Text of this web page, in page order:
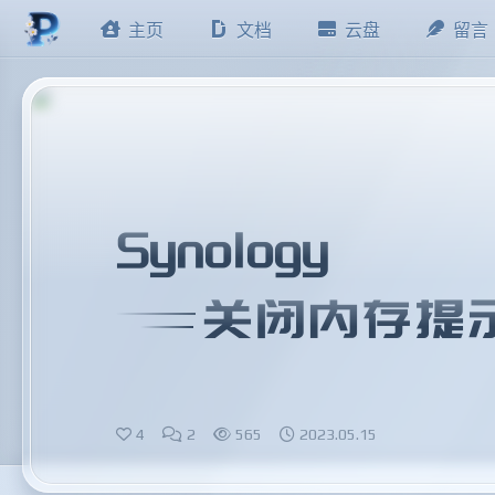
主页 文档 云盘 留言
Synology
关闭内存提
4 2 565 2023.05.15